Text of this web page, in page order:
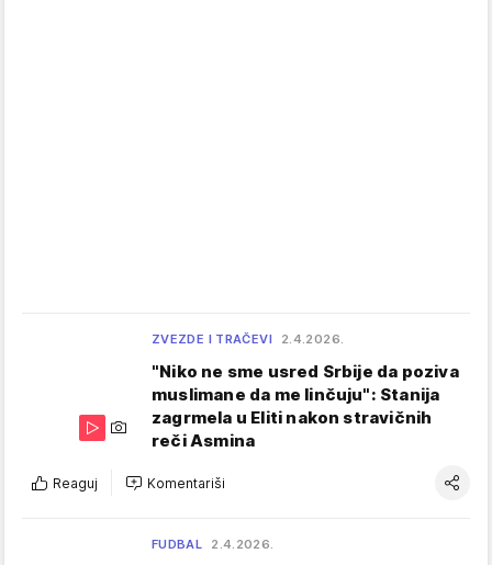
ZVEZDE I TRAČEVI 2.4.2026.
"Niko ne sme usred Srbije da poziva
muslimane da me linčuju": Stanija
zagrmela u Eliti nakon stravičnih
reči Asmina
Reaguj Komentariši
FUDBAL 2.4.2026.